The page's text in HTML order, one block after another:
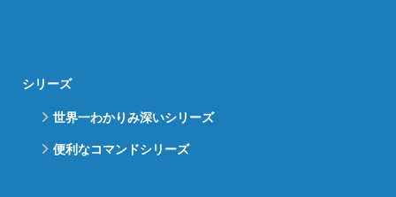
シリーズ
世界一わかりみ深いシリーズ
便利なコマンドシリーズ